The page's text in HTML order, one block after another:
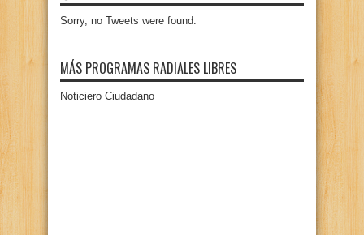
Sorry, no Tweets were found.
MÁS PROGRAMAS RADIALES LIBRES
Noticiero Ciudadano